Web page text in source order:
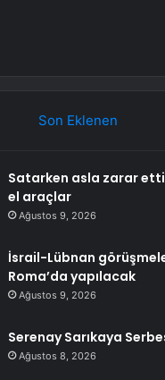
Son Eklenen
Satarken asla zarar
el araçlar
Ağustos 9, 2026
İsrail-Lübnan
Roma’da yapılacak
Ağustos 9, 2026
Serenay Sarıkaya
Ağustos 8, 2026